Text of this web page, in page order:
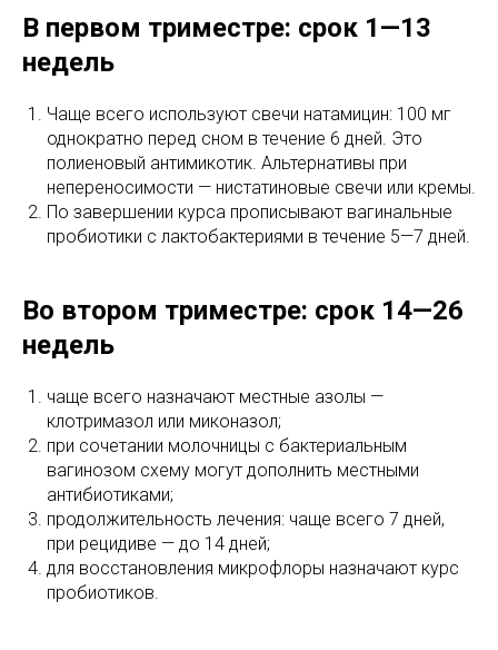
В первом триместре: срок 1—13
недель
Чаще всего используют свечи натамицин: 100 мг
однократно перед сном в течение 6 дней. Это
полиеновый антимикотик. Альтернативы при
непереносимости — нистатиновые свечи или кремы.
По завершении курса прописывают вагинальные
пробиотики с лактобактериями в течение 5—7 дней.
Во втором триместре: срок 14—26
недель
чаще всего назначают местные азолы —
клотримазол или миконазол;
при сочетании молочницы с бактериальным
вагинозом схему могут дополнить местными
антибиотиками;
продолжительность лечения: чаще всего 7 дней,
при рецидиве — до 14 дней;
для восстановления микрофлоры назначают курс
пробиотиков.